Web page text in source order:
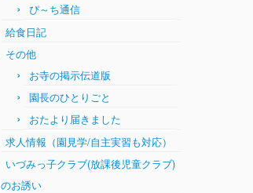
ぴ～ち通信
給食日記
その他
お寺の掲示伝道版
園長のひとりごと
おたより届きました
求人情報（園見学/自主実習も対応）
いづみっ子クラブ(放課後児童クラブ)
のお誘い